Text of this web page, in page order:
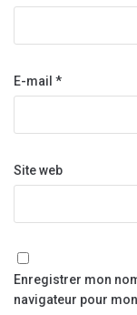
E-mail *
Site web
Enregistrer mon
navigateur pour